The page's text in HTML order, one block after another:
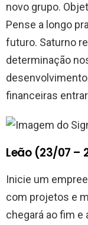
novo grupo.
Pense a longo
futuro. Saturno
determinação
financeiras
Leão (23/07 –
Inicie um
com projetos e
chegará ao fim e